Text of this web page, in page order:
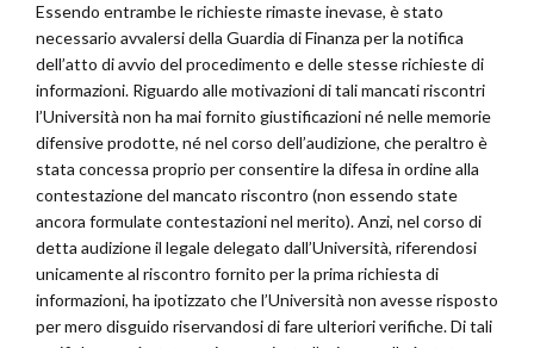
Essendo entrambe le richieste rimaste inevase, è stato
necessario avvalersi della Guardia di Finanza per la notifica
dell’atto di avvio del procedimento e delle stesse richieste di
informazioni. Riguardo alle motivazioni di tali mancati riscontri
l’Università non ha mai fornito giustificazioni né nelle memorie
difensive prodotte, né nel corso dell’audizione, che peraltro è
stata concessa proprio per consentire la difesa in ordine alla
contestazione del mancato riscontro (non essendo state
ancora formulate contestazioni nel merito). Anzi, nel corso di
detta audizione il legale delegato dall’Università, riferendosi
unicamente al riscontro fornito per la prima richiesta di
informazioni, ha ipotizzato che l’Università non avesse risposto
per mero disguido riservandosi di fare ulteriori verifiche. Di tali